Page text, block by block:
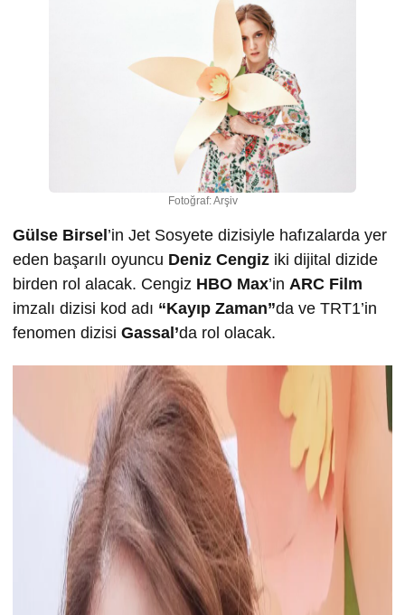
Fotoğraf: Arşiv
Gülse Birsel’in Jet Sosyete dizisiyle hafızalarda yer
eden başarılı oyuncu Deniz Cengiz iki dijital dizide
birden rol alacak. Cengiz HBO Max’in ARC Film
imzalı dizisi kod adı “Kayıp Zaman”da ve TRT1’in
fenomen dizisi Gassal’da rol olacak.